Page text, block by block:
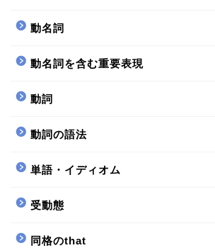
動名詞
動名詞を含む重要表現
動詞
動詞の語法
単語・イディオム
受動態
同格のthat